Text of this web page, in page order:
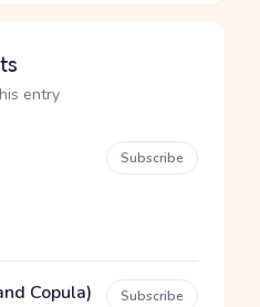
entry
Subscribe
Copula) Subscribe